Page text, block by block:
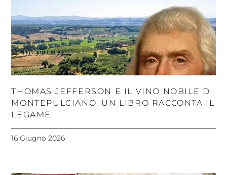
THOMAS JEFFERSON E IL VINO NOBILE DI
MONTEPULCIANO: UN LIBRO RACCONTA IL
LEGAME
16 Giugno 2026